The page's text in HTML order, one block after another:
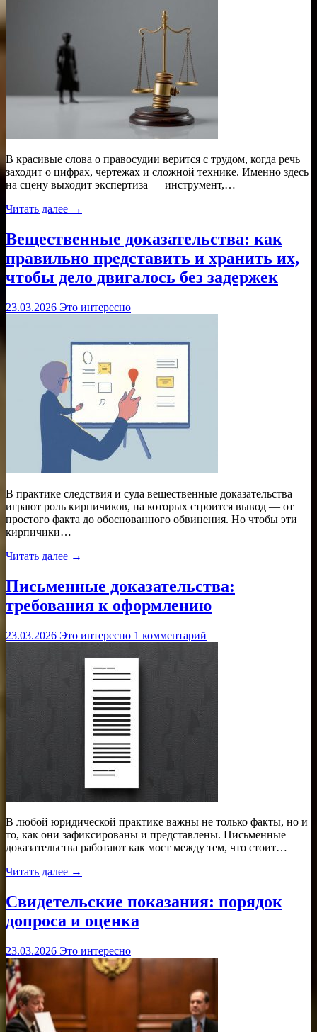
В красивые слова о правосудии верится с трудом, когда речь
заходит о цифрах, чертежах и сложной технике. Именно здесь
на сцену выходит экспертиза — инструмент,…
Читать далее →
Вещественные доказательства: как
правильно представить и хранить их,
чтобы дело двигалось без задержек
23.03.2026 Это интересно
В практике следствия и суда вещественные доказательства
играют роль кирпичиков, на которых строится вывод — от
простого факта до обоснованного обвинения. Но чтобы эти
кирпичики…
Читать далее →
Письменные доказательства:
требования к оформлению
23.03.2026 Это интересно 1 комментарий
В любой юридической практике важны не только факты, но и
то, как они зафиксированы и представлены. Письменные
доказательства работают как мост между тем, что стоит…
Читать далее →
Свидетельские показания: порядок
допроса и оценка
23.03.2026 Это интересно